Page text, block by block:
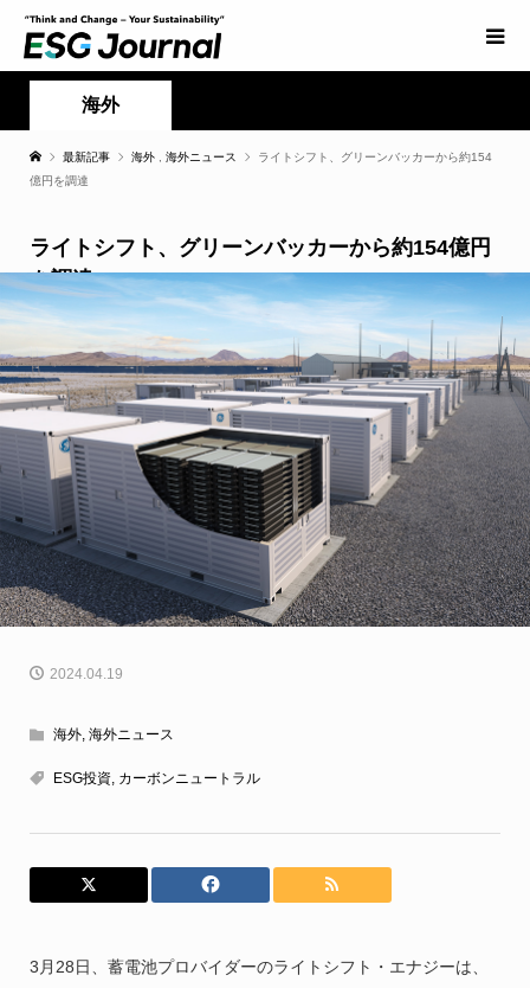
海外
最新記事 海外 海外ニュース
ライトシフト、グリーンバッカーから約154
億円を調達
ライトシフト、グリーンバッカーから約154億円
を調達
2024.04.19
海外, 海外ニュース
ESG投資, カーボンニュートラル
3月28日、蓄電池プロバイダーのライトシフト・エナジーは、